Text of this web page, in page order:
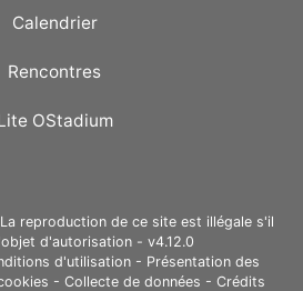
Calendrier
Rencontres
OStadium
reproduction de ce site est illégale s'il
d'autorisation - v4.12.0
d'utilisation- Présentation des
- Collecte de données - Crédits